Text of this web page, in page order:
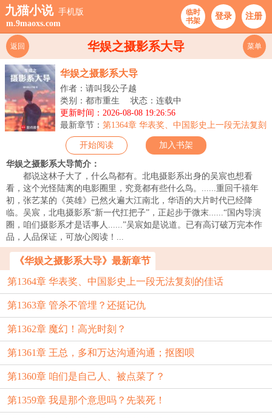
九猫小说 手机版
m.9maoxs.com
临时
书架
登录 注册
华娱之摄影系大导
返回 菜单
华娱之摄影系大导
作者：请叫我公子越
类别：都市重生
状态：连载中
更新时间：2026-08-08 19:26:56
最新章节： 第1364章 华表奖、中国影史上一段无法复刻
的佳话
开始阅读
加入书架
华娱之摄影系大导简介：
都说这林子大了，什么鸟都有。北电摄影系出身的吴宸也想看
看，这个光怪陆离的电影圈里，究竟都有些什么鸟。......重回千禧年
初，张艺某的《英雄》已然火遍大江南北，华语的大片时代已经降
临。吴宸，北电摄影系“新一代扛把子”，正起步于微末......“国内导演
圈，咱们摄影系才是话事人......”吴宸如是说道。已有高订破万完本作
品，人品保证，可放心阅读！...
《华娱之摄影系大导》最新章节
第1364章 华表奖、中国影史上一段无法复刻的佳话
第1363章 管杀不管埋？还挺记仇
第1362章 魔幻！高光时刻？
第1361章 王总，多和万达沟通沟通；抠图呗
第1360章 咱们是自己人、被点菜了？
第1359章 我是那个意思吗？先装死！